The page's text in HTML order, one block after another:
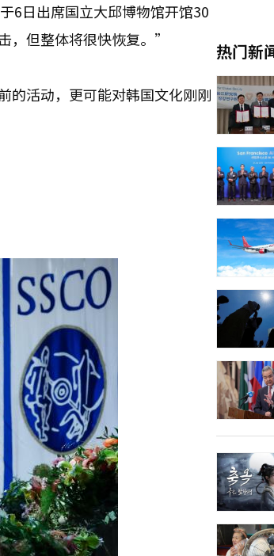
6日出席国立大邱博物馆开馆30
，但整体将很快恢复。”
的活动，更可能对韩国文化刚刚
热门新